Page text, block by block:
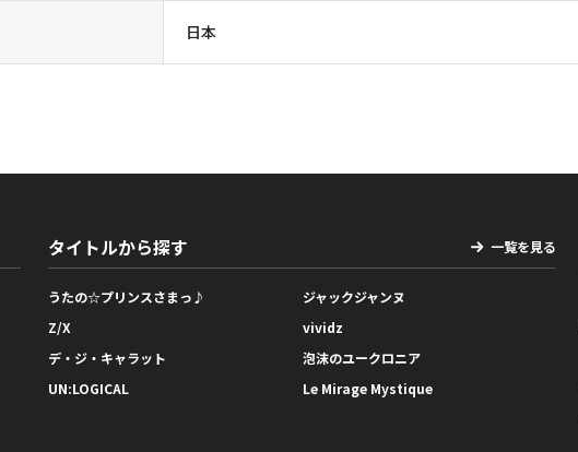
日本
タイトルから探す 一覧を見る
うたの☆プリンスさまっ♪
ジャックジャンヌ
Z/X
vividz
デ・ジ・キャラット
泡沫のユークロニア
UN:LOGICAL
Le Mirage Mystique